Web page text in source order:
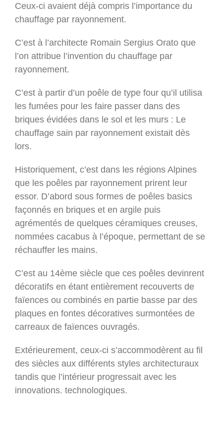
Ceux-ci avaient déjà compris l’importance du
chauffage par rayonnement.
C’est à l’architecte Romain Sergius Orato que
l’on attribue l’invention du chauffage par
rayonnement.
C’est à partir d’un poêle de type four qu’il utilisa
les fumées pour les faire passer dans des
briques évidées dans le sol et les murs : Le
chauffage sain par rayonnement existait dès
lors.
Historiquement, c’est dans les régions Alpines
que les poêles par rayonnement prirent leur
essor. D’abord sous formes de poêles basics
façonnés en briques et en argile puis
agrémentés de quelques céramiques creuses,
nommées cacabus à l’époque, permettant de se
réchauffer les mains.
C’est au 14ème siècle que ces poêles devinrent
décoratifs en étant entièrement recouverts de
faïences ou combinés en partie basse par des
plaques en fontes décoratives surmontées de
carreaux de faïences ouvragés.
Extérieurement, ceux-ci s’accommodèrent au fil
des siècles aux différents styles architecturaux
tandis que l’intérieur progressait avec les
innovations. technologiques.